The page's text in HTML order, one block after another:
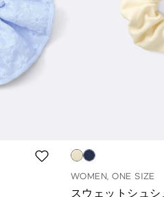
WOMEN, ONE SIZE
スウェットシュシ